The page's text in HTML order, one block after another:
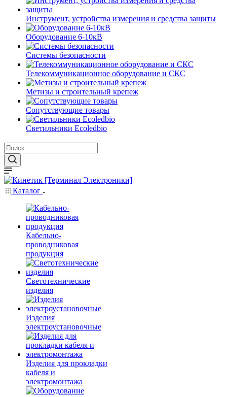
Инструмент, устройства измерения и средства защиты
Оборудование 6-10кВ
Системы безопасности
Телекоммуникационное оборудование и СКС
Метизы и строительный крепеж
Сопутствующие товары
Светильники Ecoledbio
Каталог
Кабельно-
проводниковая
продукция
Светотехнические
изделия
Изделия
электроустановочные
Изделия для прокладки
кабеля и
электромонтажа